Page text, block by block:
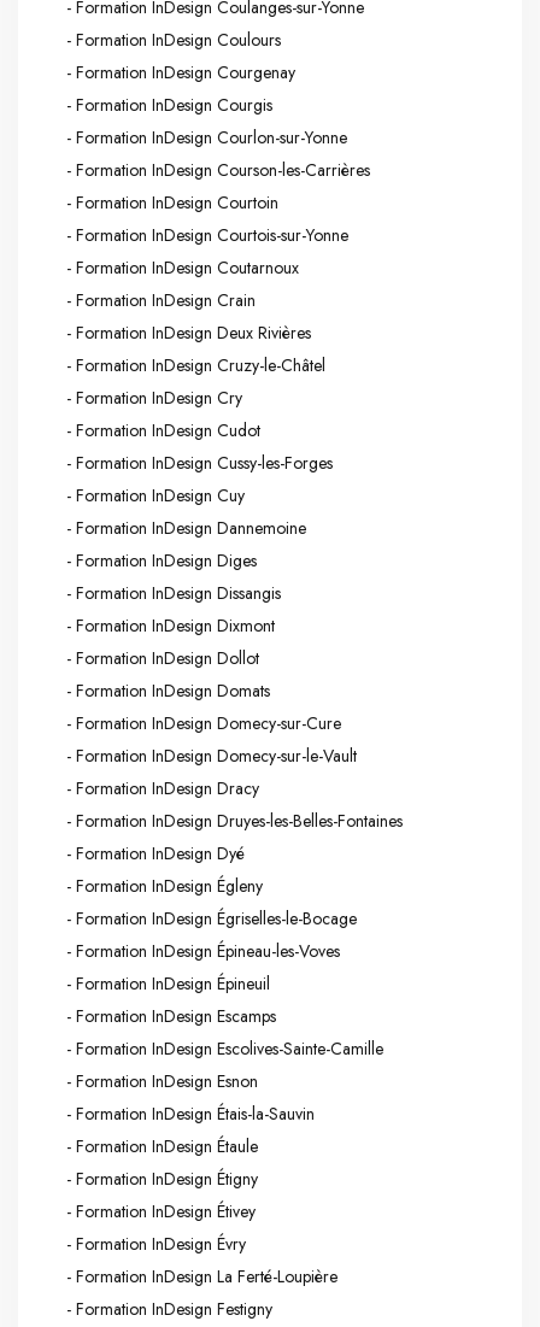
- Formation InDesign Coulanges-sur-Yonne
- Formation InDesign Coulours
- Formation InDesign Courgenay
- Formation InDesign Courgis
- Formation InDesign Courlon-sur-Yonne
- Formation InDesign Courson-les-Carrières
- Formation InDesign Courtoin
- Formation InDesign Courtois-sur-Yonne
- Formation InDesign Coutarnoux
- Formation InDesign Crain
- Formation InDesign Deux Rivières
- Formation InDesign Cruzy-le-Châtel
- Formation InDesign Cry
- Formation InDesign Cudot
- Formation InDesign Cussy-les-Forges
- Formation InDesign Cuy
- Formation InDesign Dannemoine
- Formation InDesign Diges
- Formation InDesign Dissangis
- Formation InDesign Dixmont
- Formation InDesign Dollot
- Formation InDesign Domats
- Formation InDesign Domecy-sur-Cure
- Formation InDesign Domecy-sur-le-Vault
- Formation InDesign Dracy
- Formation InDesign Druyes-les-Belles-Fontaines
- Formation InDesign Dyé
- Formation InDesign Égleny
- Formation InDesign Égriselles-le-Bocage
- Formation InDesign Épineau-les-Voves
- Formation InDesign Épineuil
- Formation InDesign Escamps
- Formation InDesign Escolives-Sainte-Camille
- Formation InDesign Esnon
- Formation InDesign Étais-la-Sauvin
- Formation InDesign Étaule
- Formation InDesign Étigny
- Formation InDesign Étivey
- Formation InDesign Évry
- Formation InDesign La Ferté-Loupière
- Formation InDesign Festigny